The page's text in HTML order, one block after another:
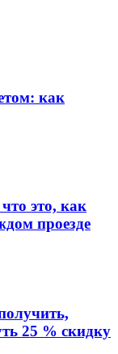
как
это, как
проезде
25 % скидку